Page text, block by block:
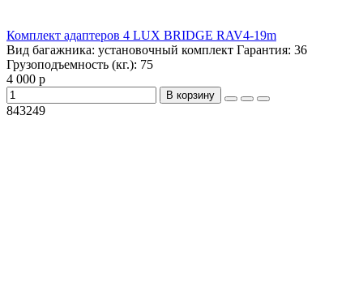
Комплект адаптеров 4 LUX BRIDGE RAV4-19m
Вид багажника: установочный комплект Гарантия: 36
Грузоподъемность (кг.): 75
4 000 р
В корзину
843249